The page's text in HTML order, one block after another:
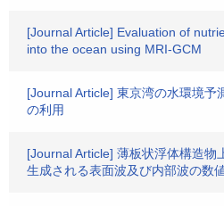
[Journal Article] Evaluation of
into the ocean using MRI-GCM
[Journal Article] 東京湾の水環境予
の利用
[Journal Article] 薄板状浮体構造物
生成される表面波及び内部波の数